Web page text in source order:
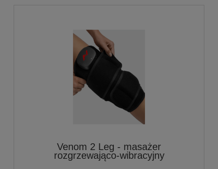
Venom 2 Leg - masażer
rozgrzewająco-wibracyjny